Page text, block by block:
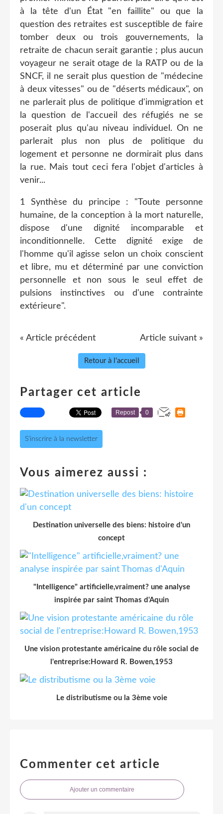
à la tête d'un État "en faillite" ou que la
question des retraites est susceptible de faire
tomber deux ou trois gouvernements, la
retraite de chacun serait garantie ; plus aucun
voyageur ne serait otage de la RATP ou de la
SNCF, il ne serait plus question de "médecine
à deux vitesses" ou de "déserts médicaux", on
ne parlerait plus de politique d'immigration et
la question de l'accueil des réfugiés ne se
poserait plus qu'au niveau individuel. On ne
parlerait plus non plus de politique du
logement et personne ne dormirait plus dans
la rue. Mais tout ceci fera l'objet d'articles à
venir...
1 Synthèse du principe : "Toute personne
humaine, de la conception à la mort naturelle,
dispose d'une dignité incomparable et
inconditionnelle. Cette dignité exige de
l'homme qu'il agisse selon un choix conscient
et libre, mu et déterminé par une conviction
personnelle et non sous le seul effet de
pulsions instinctives ou d'une contrainte
extérieure".
« Article précédent Article suivant »
Retour à l'accueil
Partager cet article
Repost 0
S'inscrire à la newsletter
Vous aimerez aussi :
Destination universelle des biens: histoire d'un
concept
"Intelligence" artificielle,vraiment? une analyse
inspirée par saint Thomas d'Aquin
Une vision protestante américaine du rôle social de
l'entreprise:Howard R. Bowen,1953
Le distributisme ou la 3ème voie
Commenter cet article
Ajouter un commentaire